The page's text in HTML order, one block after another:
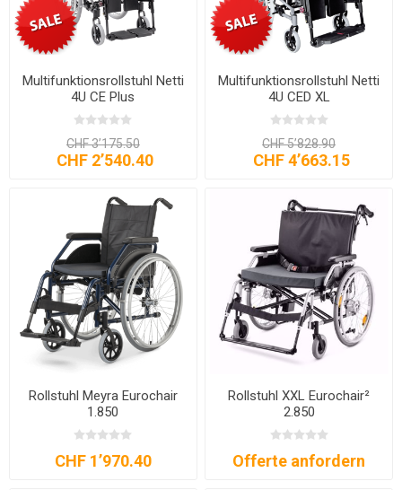
Multifunktionsrollstuhl Netti
4U CE Plus
CHF 3’175.50
CHF 2’540.40
Multifunktionsrollstuhl Netti
4U CED XL
CHF 5’828.90
CHF 4’663.15
Rollstuhl Meyra Eurochair
1.850
CHF 1’970.40
Rollstuhl XXL Eurochair²
2.850
Offerte anfordern